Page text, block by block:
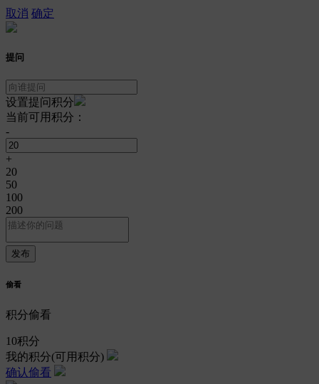
取消 确定
提问
设置提问积分
当前可用积分：
-
+
20
50
100
200
偷看
积分偷看
10积分
我的积分(可用积分)
确认偷看